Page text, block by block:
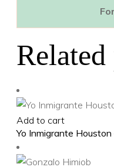
Add to cart
Yo Inmigrante Houston